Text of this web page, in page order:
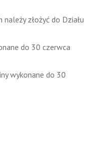
złożyć do Działu
do 30 czerwca
wykonane do 30